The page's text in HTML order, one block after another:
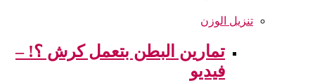
تنزيل الوزن
تمارين البطن بتعمل كرش ؟! –
فيديو